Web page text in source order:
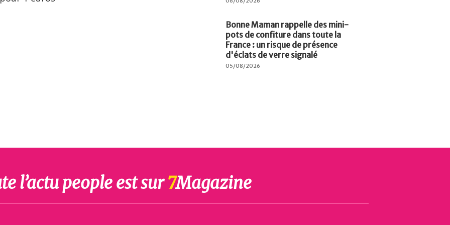
Bonne Maman rappelle des mini-
pots de confiture dans toute la
France : un risque de présence
d'éclats de verre signalé
05/08/2026
l’actu people est sur7Magazine